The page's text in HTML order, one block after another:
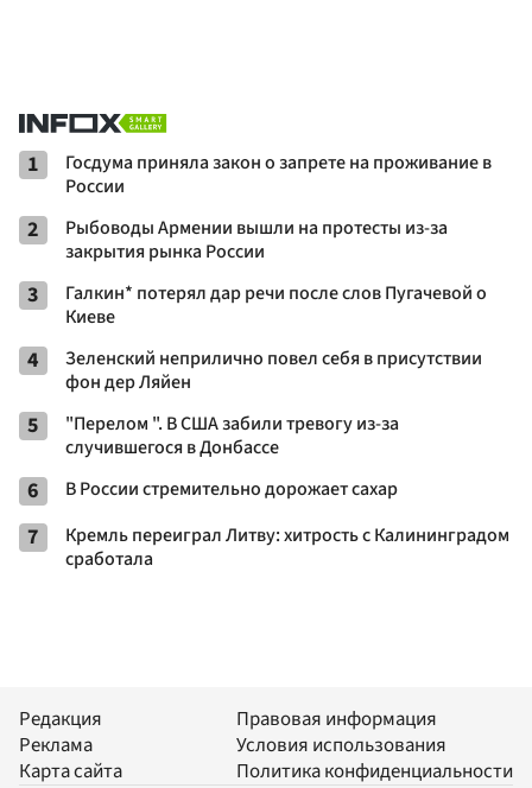
1
Госдума приняла закон о запрете на проживание в
России
2
Рыбоводы Армении вышли на протесты из-за
закрытия рынка России
3
Галкин* потерял дар речи после слов Пугачевой о
Киеве
4
Зеленский неприлично повел cебя в присутствии
фон дер Ляйен
5
"Перелом ". В США забили тревогу из-за
случившегося в Донбассе
6 В России стремительно дорожает сахар
7
Кремль переиграл Литву: хитрость с Калининградом
сработала
Редакция
Реклама
Карта сайта
Правовая информация
Условия использования
Политика конфиденциальности